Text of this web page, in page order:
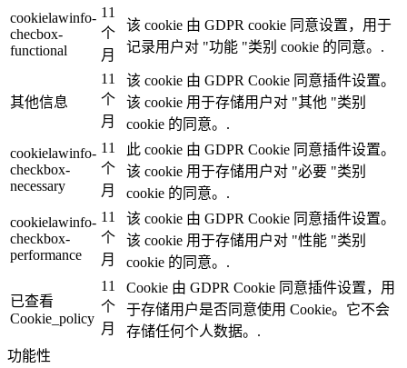
cookielawinfo-
checbox-
functional
11
个
月
该 cookie 由 GDPR cookie 同意设置，用于
记录用户对 "功能 "类别 cookie 的同意。.
其他信息
11
个
月
该 cookie 由 GDPR Cookie 同意插件设置。
该 cookie 用于存储用户对 "其他 "类别
cookie 的同意。.
cookielawinfo-
checkbox-
necessary
11
个
月
此 cookie 由 GDPR Cookie 同意插件设置。
该 cookie 用于存储用户对 "必要 "类别
cookie 的同意。.
cookielawinfo-
checkbox-
performance
11
个
月
该 cookie 由 GDPR Cookie 同意插件设置。
该 cookie 用于存储用户对 "性能 "类别
cookie 的同意。.
已查看
Cookie_policy
11
个
月
Cookie 由 GDPR Cookie 同意插件设置，用
于存储用户是否同意使用 Cookie。它不会
存储任何个人数据。.
功能性